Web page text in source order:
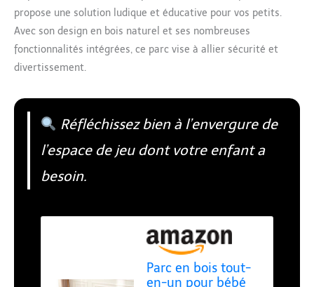
propose une solution ludique et éducative pour vos petits.
Avec son design en bois naturel et ses nombreuses
fonctionnalités intégrées, ce parc vise à allier sécurité et
divertissement.
Réfléchissez bien à l’envergure de
l’espace de jeu dont votre enfant a
besoin.
Parc en bois tout-
en-un pour bébé